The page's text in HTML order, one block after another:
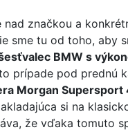
nad značkou a
sme tu od toho, aby
BMW s
prípade pod prednú
Morgan Supersport
si na
že vďaka tomuto